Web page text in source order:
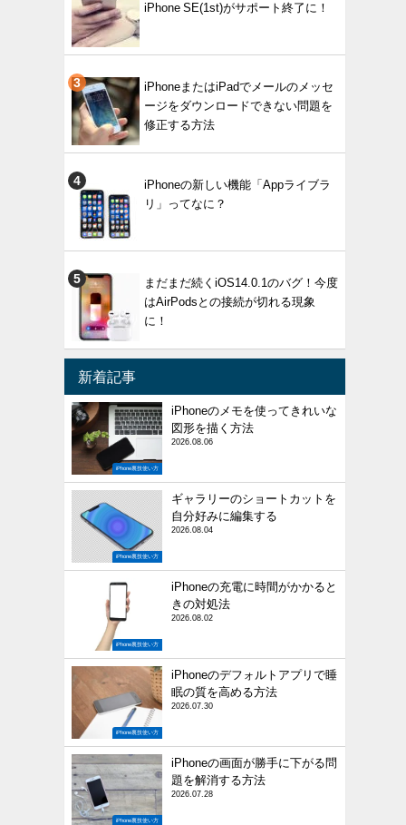
iPhone SE(1st)がサポート終了に！
iPhoneまたはiPadでメールのメッセ
ージをダウンロードできない問題を
修正する方法
iPhoneの新しい機能「Appライブラ
リ」ってなに？
まだまだ続くiOS14.0.1のバグ！今度
はAirPodsとの接続が切れる現象
に！
新着記事
iPhone裏技使い方
iPhoneのメモを使ってきれいな
図形を描く方法
2026.08.06
iPhone裏技使い方
ギャラリーのショートカットを
自分好みに編集する
2026.08.04
iPhone裏技使い方
iPhoneの充電に時間がかかると
きの対処法
2026.08.02
iPhone裏技使い方
iPhoneのデフォルトアプリで睡
眠の質を高める方法
2026.07.30
iPhone裏技使い方
iPhoneの画面が勝手に下がる問
題を解消する方法
2026.07.28